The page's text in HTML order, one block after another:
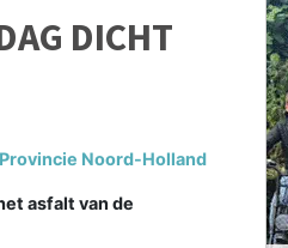
DICHT
Provincie Noord-Holland
asfalt van de